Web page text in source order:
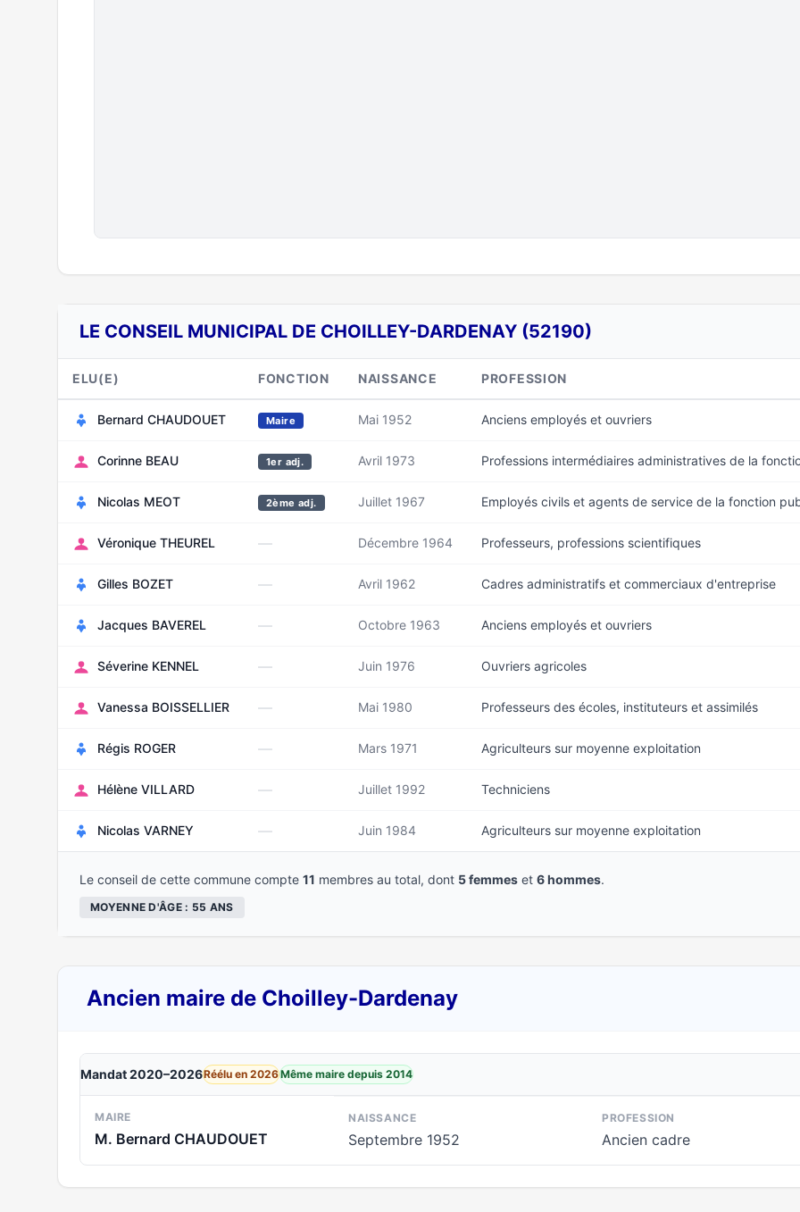
LE CONSEIL MUNICIPAL DE CHOILLEY-DARDENAY (52190)
ELU(E) FONCTION NAISSANCE PROFESSION
Bernard CHAUDOUET Maire Mai 1952 Anciens employés et ouvriers
Corinne BEAU 1er adj. Avril 1973 Professions intermédiaires administratives de la
Nicolas MEOT 2ème adj. Juillet 1967 Employés civils et agents de service de la fonction
Véronique THEUREL — Décembre 1964 Professeurs, professions scientifiques
Gilles BOZET — Avril 1962 Cadres administratifs et commerciaux d'entreprise
Jacques BAVEREL — Octobre 1963 Anciens employés et ouvriers
Séverine KENNEL — Juin 1976 Ouvriers agricoles
Vanessa BOISSELLIER — Mai 1980 Professeurs des écoles, instituteurs et assimilés
Régis ROGER — Mars 1971 Agriculteurs sur moyenne exploitation
Hélène VILLARD — Juillet 1992 Techniciens
Nicolas VARNEY — Juin 1984 Agriculteurs sur moyenne exploitation
Le conseil de cette commune compte 11 membres au total, dont 5 femmes et 6 hommes.
MOYENNE D'ÂGE : 55 ANS
Ancien maire de Choilley-Dardenay
Mandat 2020–2026Réélu en 2026Même maire depuis 2014
MAIRE
M. Bernard CHAUDOUET
NAISSANCE
Septembre 1952
PROFESSION
Ancien cadre